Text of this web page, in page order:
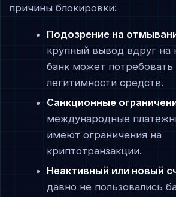
причины блокировки:
Подозрение на
крупный вывод вдруг на
банк может потребовать
легитимности средств.
Санкционные
международные
имеют ограничения на
криптотранзакции.
Неактивный или новый
давно не пользовались